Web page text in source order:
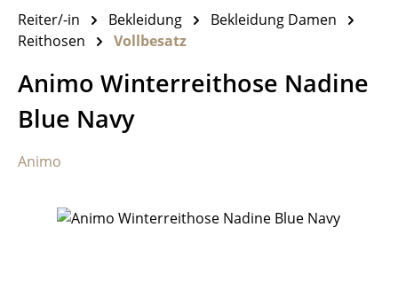
Reiter/-in Bekleidung
Bekleidung Damen
Reithosen
Vollbesatz
Animo Winterreithose Nadine
Blue Navy
Animo
Bildergalerie überspringen